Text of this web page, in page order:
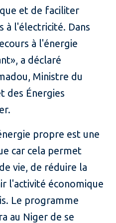
et de faciliter
à l'électricité. Dans
à l'énergie
a déclaré
Ministre du
des Énergies
propre est une
car cela permet
vie, de réduire la
l'activité économique
Le programme
au Niger de se